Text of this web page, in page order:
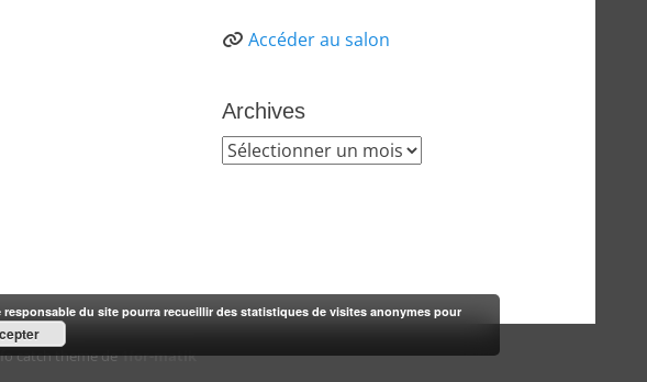
Accéder au salon
Archives
Archives
catch theme de1for-matik
du site pourra recueillir des statistiques de visites anonymes pour